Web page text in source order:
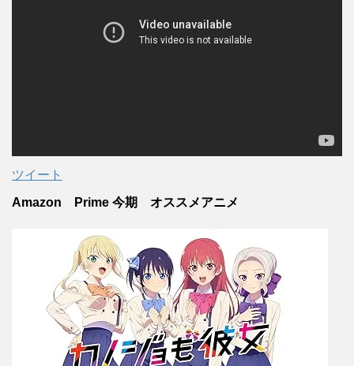
ツイート
Amazon Prime 今期 オススメアニメ